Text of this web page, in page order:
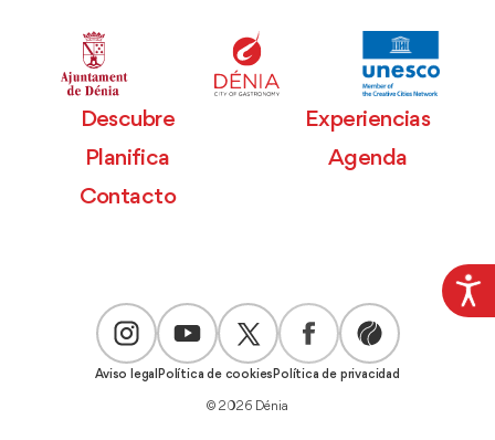
Descubre
Experiencias
Planifica
Agenda
Contacto
Aviso legal Política de cookies Política de privacidad
© 2026 Dénia